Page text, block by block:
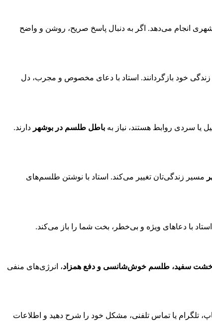
انجام می‌دهد. اگر به دنبال پاسخ صریح، روشن و واضح
زندگی خود بازگردانند. استاد با دعای مخصوص و مجرب، دل
یا سردی روابط هستند، نیاز به باطل طلسم در بوشهر دارند.
مسیر زندگی‌تان تغییر می‌کند. استاد با نوشتن طلسم‌های
با دعاهای ویژه و بی‌خطر، بخت شما را باز می‌کند.
سفید، طلسم خوش‌شانسی و دفع همزاد، انرژی‌های منفی
تلگرام یا تماس تلفنی، مشکل خود را شرح دهید و اطلاعات